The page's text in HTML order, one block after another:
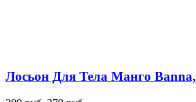
Лосьон Для Тела Манго